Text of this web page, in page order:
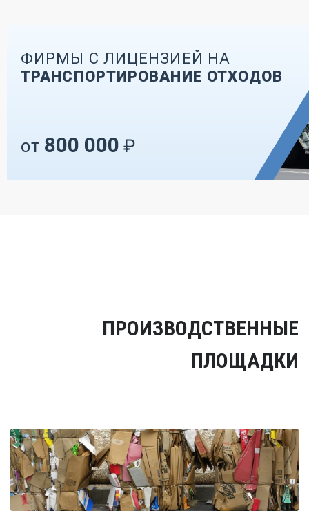
ФИРМЫ С ЛИЦЕНЗИЕЙ НА
ТРАНСПОРТИРОВАНИЕ ОТХОДОВ
от 800 000 ₽
ПРОИЗВОДСТВЕННЫЕ
ПЛОЩАДКИ